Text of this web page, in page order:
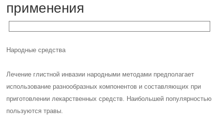
применения
Народные средства
Лечение глистной инвазии народными методами предполагает
использование разнообразных компонентов и составляющих при
приготовлении лекарственных средств. Наибольшей популярностью
пользуются травы.